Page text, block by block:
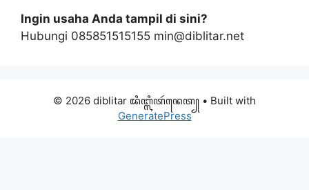
Ingin usaha Anda tampil di sini?
Hubungi 085851515155 min@diblitar.net
© 2026 diblitar ꦢꦶꦧ꧀ꦭꦶꦠꦂꦤꦺꦠ꧀ • Built with
GeneratePress